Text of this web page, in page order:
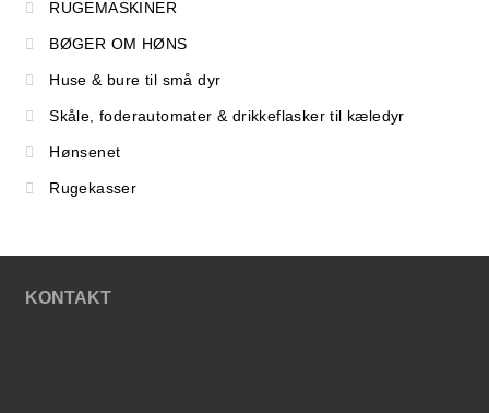
RUGEMASKINER
BØGER OM HØNS
Huse & bure til små dyr
Skåle, foderautomater & drikkeflasker til kæledyr
Hønsenet
Rugekasser
KONTAKT